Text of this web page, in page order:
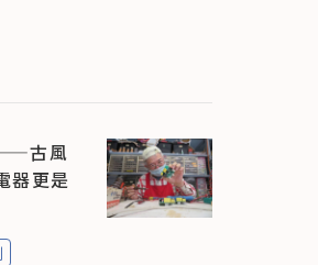
古風
器更是